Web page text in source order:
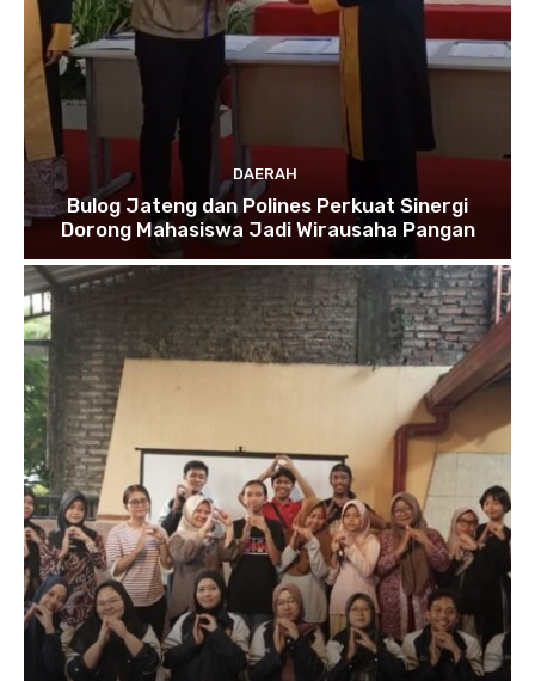
DAERAH
Bulog Jateng dan Polines Perkuat Sinergi
Dorong Mahasiswa Jadi Wirausaha Pangan